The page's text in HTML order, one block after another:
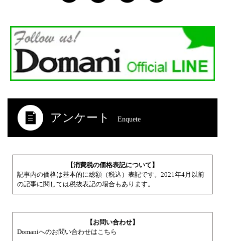
アンケート Enquete
【消費税の価格表記について】
記事内の価格は基本的に総額（税込）表記です。2021年4月以前
の記事に関しては税抜表記の場合もあります。
【お問い合わせ】
Domaniへのお問い合わせはこちら